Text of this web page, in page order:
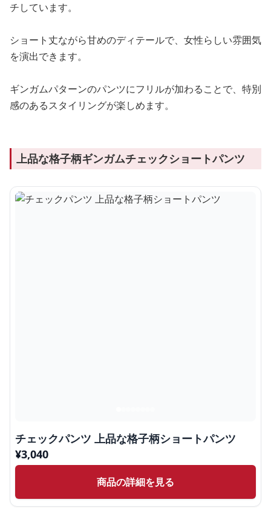
チしています。
ショート丈ながら甘めのディテールで、女性らしい雰囲気
を演出できます。
ギンガムパターンのパンツにフリルが加わることで、特別
感のあるスタイリングが楽しめます。
上品な格子柄ギンガムチェックショートパンツ
チェックパンツ 上品な格子柄ショートパンツ
¥3,040
商品の詳細を見る